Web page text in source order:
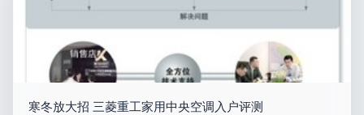
寒冬放大招 三菱重工家用中央空调入户评测